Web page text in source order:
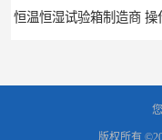
恒温恒湿试验箱制造商 操作简单 美观实用 清洁更方便
版权所有